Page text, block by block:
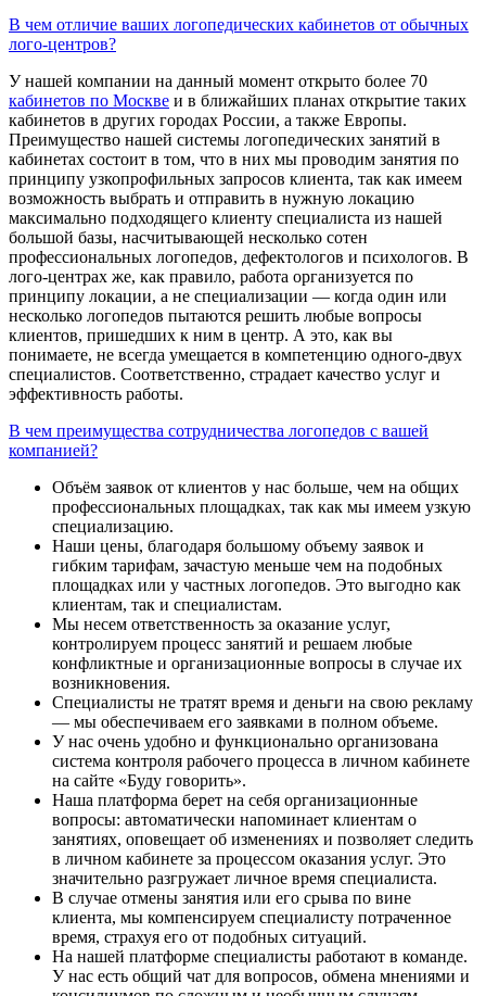
В чем отличие ваших логопедических кабинетов от обычных
лого-центров?
У нашей компании на данный момент открыто более 70
кабинетов по Москве и в ближайших планах открытие таких
кабинетов в других городах России, а также Европы.
Преимущество нашей системы логопедических занятий в
кабинетах состоит в том, что в них мы проводим занятия по
принципу узкопрофильных запросов клиента, так как имеем
возможность выбрать и отправить в нужную локацию
максимально подходящего клиенту специалиста из нашей
большой базы, насчитывающей несколько сотен
профессиональных логопедов, дефектологов и психологов. В
лого-центрах же, как правило, работа организуется по
принципу локации, а не специализации — когда один или
несколько логопедов пытаются решить любые вопросы
клиентов, пришедших к ним в центр. А это, как вы
понимаете, не всегда умещается в компетенцию одного-двух
специалистов. Соответственно, страдает качество услуг и
эффективность работы.
В чем преимущества сотрудничества логопедов с вашей
компанией?
Объём заявок от клиентов у нас больше, чем на общих
профессиональных площадках, так как мы имеем узкую
специализацию.
Наши цены, благодаря большому объему заявок и
гибким тарифам, зачастую меньше чем на подобных
площадках или у частных логопедов. Это выгодно как
клиентам, так и специалистам.
Мы несем ответственность за оказание услуг,
контролируем процесс занятий и решаем любые
конфликтные и организационные вопросы в случае их
возникновения.
Специалисты не тратят время и деньги на свою рекламу
— мы обеспечиваем его заявками в полном объеме.
У нас очень удобно и функционально организована
система контроля рабочего процесса в личном кабинете
на сайте «Буду говорить».
Наша платформа берет на себя организационные
вопросы: автоматически напоминает клиентам о
занятиях, оповещает об изменениях и позволяет следить
в личном кабинете за процессом оказания услуг. Это
значительно разгружает личное время специалиста.
В случае отмены занятия или его срыва по вине
клиента, мы компенсируем специалисту потраченное
время, страхуя его от подобных ситуаций.
На нашей платформе специалисты работают в команде.
У нас есть общий чат для вопросов, обмена мнениями и